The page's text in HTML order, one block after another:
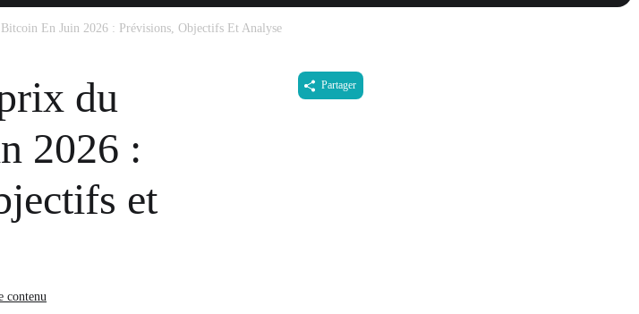
En Juin 2026 : Prévisions, Objectifs Et Analyse
du
2026 :
et
Partager
contenu